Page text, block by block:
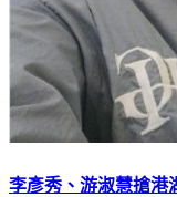
李彥秀、游淑慧搶